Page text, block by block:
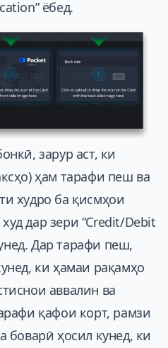
ёбед.
зарур аст, ки
ҳам тарафи пеш ва
худро ба қисмҳои
дар зери “Credit/Debit
Дар тарафи пеш,
ки ҳамаи рақамҳо
аввалин ва
қафои корт, рамзи
боварӣ ҳосил кунед, ки